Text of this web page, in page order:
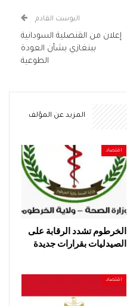
البوست القادم
إعلان من القنصلية السودانية
ببنغازي بشأن العودة
الطوعية
المزيد عن المؤلف
اقتصاد
الخرطوم تشدد الرقابة على
الصيدليات بقرارات جديدة
اقتصاد